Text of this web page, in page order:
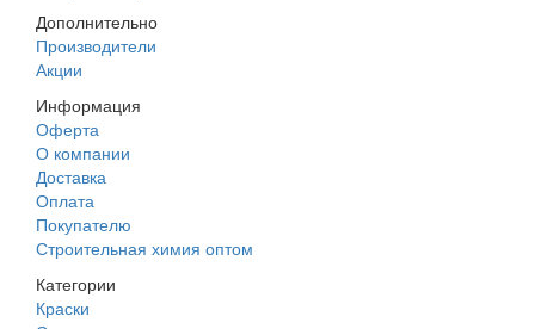
Дополнительно
Производители
Акции
Информация
Оферта
О компании
Доставка
Оплата
Покупателю
Строительная химия оптом
Категории
Краски